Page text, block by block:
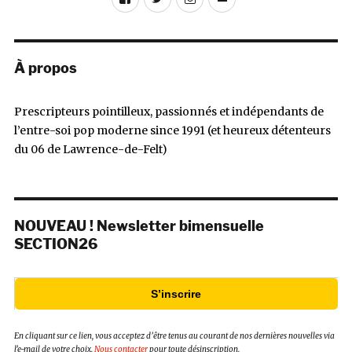
À propos
Prescripteurs pointilleux, passionnés et indépendants de
l’entre-soi pop moderne since 1991 (et heureux détenteurs
du 06 de Lawrence-de-Felt)
NOUVEAU ! Newsletter bimensuelle
SECTION26
S’inscrire
En cliquant sur ce lien, vous acceptez d’être tenus au courant de nos dernières nouvelles via
l’e-mail de votre choix.Nous contacterpour toute désinscription.